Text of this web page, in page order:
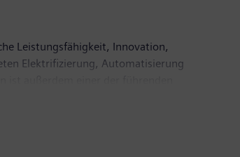
Leistungsfähigkeit, Innovation,
Elektrifizierung, Automatisierung
, Antriebs- und Softwarelösungen